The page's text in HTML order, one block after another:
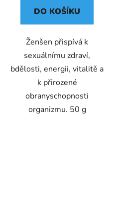
DO KOŠÍKU
Ženšen přispívá k
sexuálnímu zdraví,
bdělosti, energii, vitalitě a
k přirozené
obranyschopnosti
organizmu. 50 g